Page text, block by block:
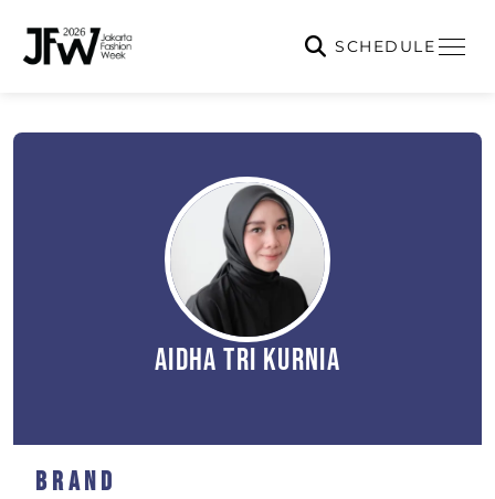
SCHEDULE
Aidha Tri Kurnia
Brand